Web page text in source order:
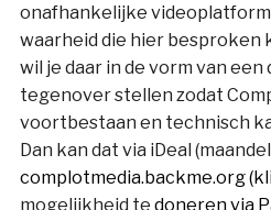
onafhankelijke
waarheid die hier besproken
wil je daar in de vorm van
tegenover stellen zodat
voortbestaan en technisch
Dan kan dat via iDeal
complotmedia.backme.org
mogelijkheid te doneren via